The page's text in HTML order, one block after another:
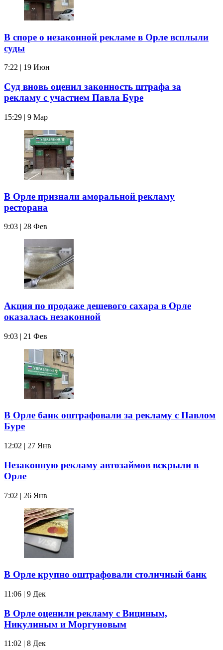
В споре о незаконной рекламе в Орле всплыли
суды
7:22 | 19 Июн
Суд вновь оценил законность штрафа за
рекламу с участием Павла Буре
15:29 | 9 Мар
В Орле признали аморальной рекламу
ресторана
9:03 | 28 Фев
Акция по продаже дешевого сахара в Орле
оказалась незаконной
9:03 | 21 Фев
В Орле банк оштрафовали за рекламу с Павлом
Буре
12:02 | 27 Янв
Незаконную рекламу автозаймов вскрыли в
Орле
7:02 | 26 Янв
В Орле крупно оштрафовали столичный банк
11:06 | 9 Дек
В Орле оценили рекламу с Вициным,
Никулиным и Моргуновым
11:02 | 8 Дек